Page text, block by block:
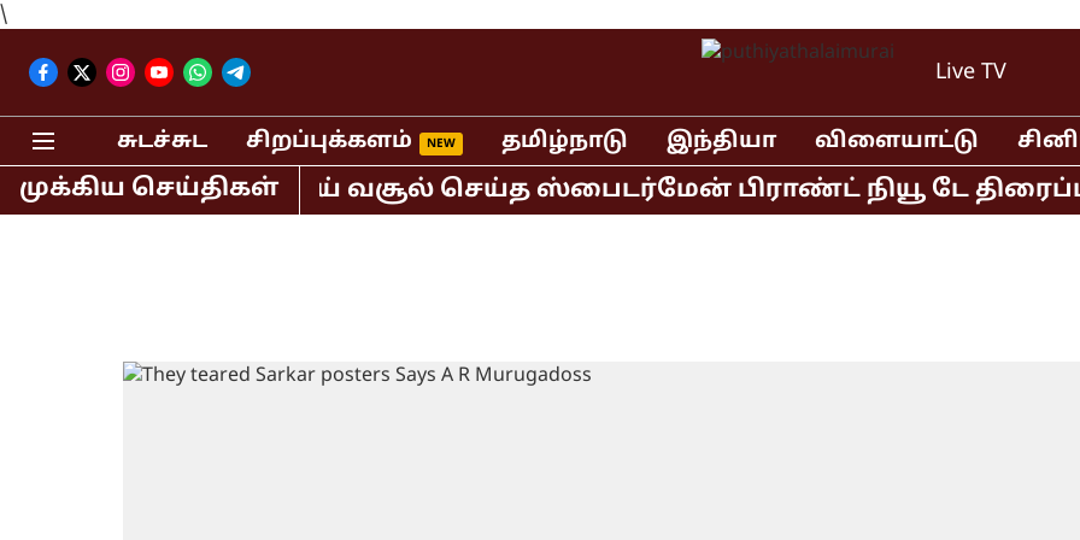
\
Live TV
சுடச்சுட சிறப்புக்களம் தமிழ்நாடு இந்தியா விளையாட்டு
முக்கிய செய்திகள்
400 கோடி ரூபாய் வசூல் செய்த ஸ்பைடர்மேன் பிராண்ட் நியூ டே